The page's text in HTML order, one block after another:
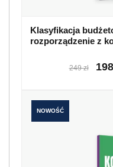
Klasyfikacja
rozporządzenie z
249 zł
NOWOŚĆ